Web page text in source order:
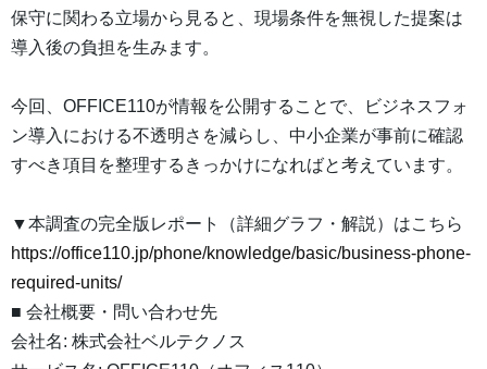
保守に関わる立場から見ると、現場条件を無視した提案は
導入後の負担を生みます。
今回、OFFICE110が情報を公開することで、ビジネスフォ
ン導入における不透明さを減らし、中小企業が事前に確認
すべき項目を整理するきっかけになればと考えています。
▼本調査の完全版レポート（詳細グラフ・解説）はこちら
https://office110.jp/phone/knowledge/basic/business-phone-
required-units/
■ 会社概要・問い合わせ先
会社名: 株式会社ベルテクノス